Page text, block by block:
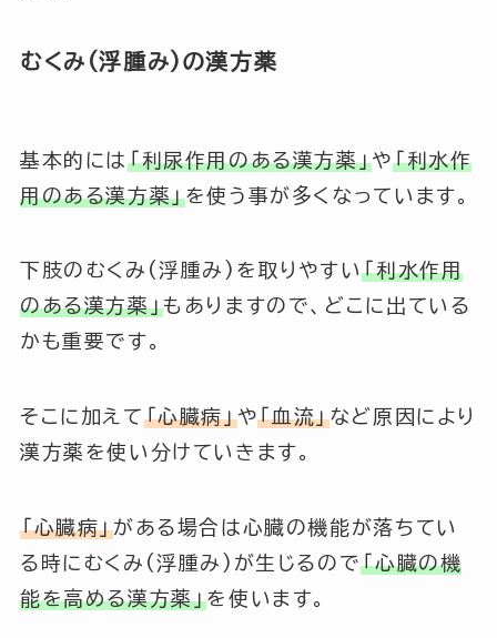
むくみ(浮腫み)の漢方薬
基本的には 「利尿作用のある漢方薬」や 「利水作
用のある漢方薬」を使う事が多くなっています。
下肢のむくみ(浮腫み)を取りやすい「利水作用
のある漢方薬」もありますので、どこに出ている
かも重要です。
そこに加えて 「心臓病」や「血流」など原因により
漢方薬を使い分けていきます。
「心臓病」がある場合は心臓の機能が落ちてい
る時にむくみ(浮腫み)が生じるので「心臓の機
能を高める漢方薬」を使います。